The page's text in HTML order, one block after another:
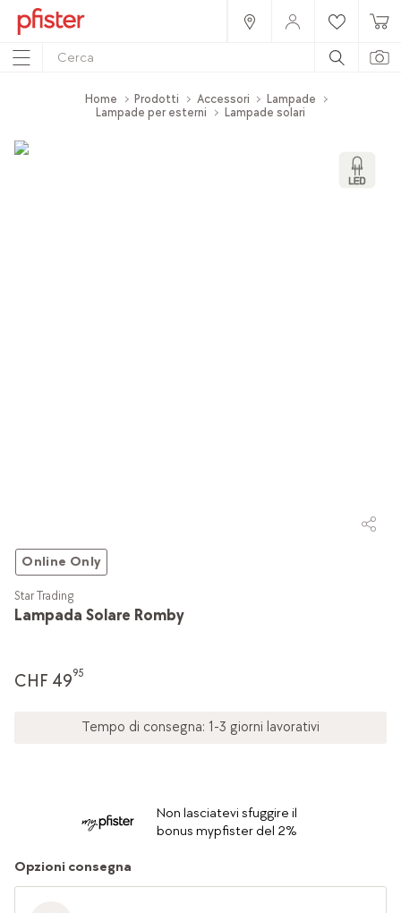
Home Prodotti Accessori
Lampade
Lampade per esterni
Lampade solari
Online Only
Lampada Solare Romby
Star Trading
CHF 4995
Tempo di consegna: 1-3 giorni lavorativi
Non lasciatevi sfuggire il
bonus mypfister del 2%
Opzioni consegna